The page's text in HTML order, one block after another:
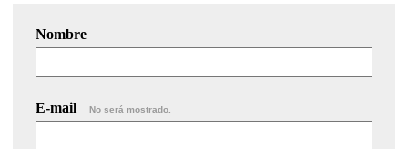
Nombre
E-mail No será mostrado.